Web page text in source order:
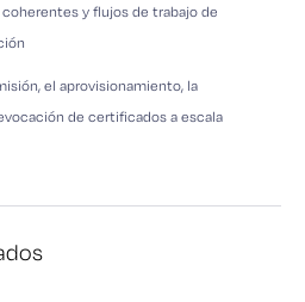
y flujos de trabajo de
el aprovisionamiento, la
de certificados a escala